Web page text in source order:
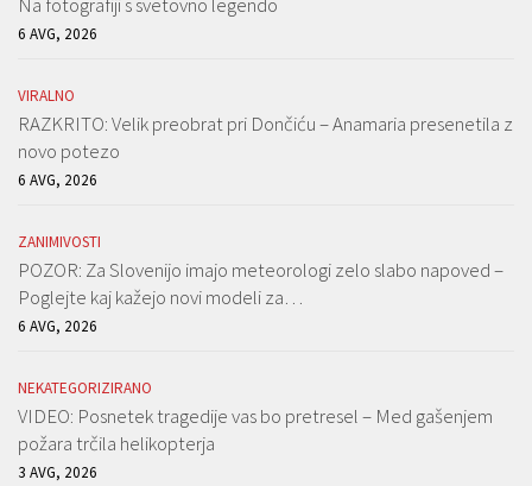
6 AVG, 2026
VIRALNO
RAZKRITO: Velik preobrat pri Dončiću – Anamaria presenetila z
novo potezo
6 AVG, 2026
ZANIMIVOSTI
POZOR: Za Slovenijo imajo meteorologi zelo slabo napoved –
Poglejte kaj kažejo novi modeli za…
6 AVG, 2026
NEKATEGORIZIRANO
VIDEO: Posnetek tragedije vas bo pretresel – Med gašenjem
požara trčila helikopterja
3 AVG, 2026